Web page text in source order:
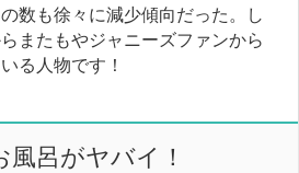
数も徐々に減少傾向だった。し
またもやジャニーズファンから
る人物です！
呂がヤバイ！